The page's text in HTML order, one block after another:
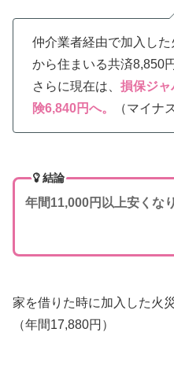
仲介業者経由で加入し
から住まいる共済8,850円
さらに現在は、 損保ジャ
険6,840円へ。
（マイナ
結論
年間11,000円以上安くな
家を借りた時に加入した火
（年間17,880円）